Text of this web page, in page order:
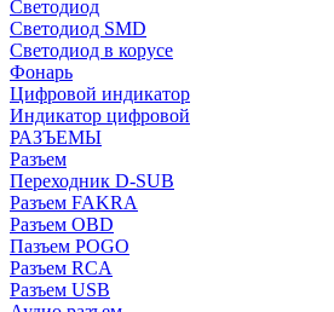
Светодиод
Светодиод SMD
Светодиод в корусе
Фонарь
Цифровой индикатор
Индикатор цифровой
РАЗЪЕМЫ
Разъем
Переходник D-SUB
Разъем FAKRA
Разъем OBD
Пазъем POGO
Разъем RCA
Разъем USB